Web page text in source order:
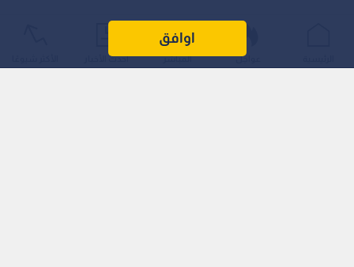
اوافق
عواجل المباشر أحدث الأخبار